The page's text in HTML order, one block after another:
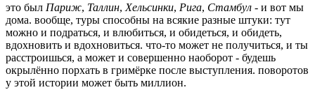
это был Париж, Таллин, Хельсинки, Рига, Стамбул - и вот мы
дома. вообще, туры способны на всякие разные штуки: тут
можно и подраться, и влюбиться, и обидеться, и обидеть,
вдохновить и вдохновиться. что-то может не получиться, и ты
расстроишься, а может и совершенно наоборот - будешь
окрылённо порхать в гримёрке после выступления. поворотов
у этой истории может быть миллион.